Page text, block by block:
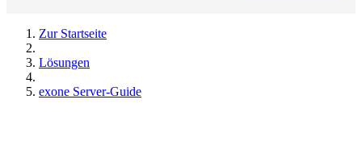
Zur Startseite
Lösungen
exone Server-Guide